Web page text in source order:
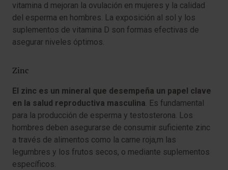
vitamina d mejoran la ovulación en mujeres y la calidad
del esperma en hombres. La exposición al sol y los
suplementos de vitamina D son formas efectivas de
asegurar niveles óptimos.
Zinc
El zinc es un mineral que desempeña un papel clave
en la salud reproductiva masculina. Es fundamental
para la producción de esperma y testosterona. Los
hombres deben asegurarse de consumir suficiente zinc
a través de alimentos como la carne roja,m las
legumbres y los frutos secos, o mediante suplementos
específicos.